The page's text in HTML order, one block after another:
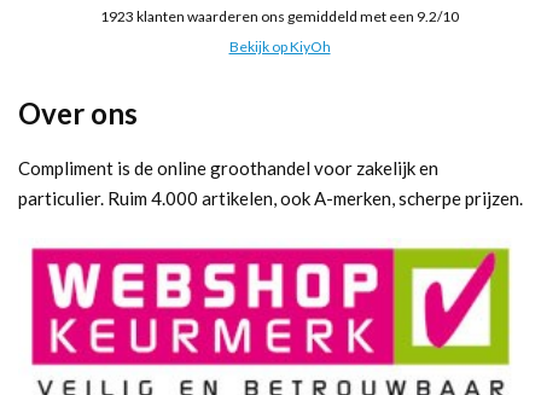
1923 klanten waarderen ons gemiddeld met een 9.2/10
Bekijk op KiyOh
Over ons
Compliment is de online groothandel voor zakelijk en
particulier. Ruim 4.000 artikelen, ook A-merken, scherpe prijzen.